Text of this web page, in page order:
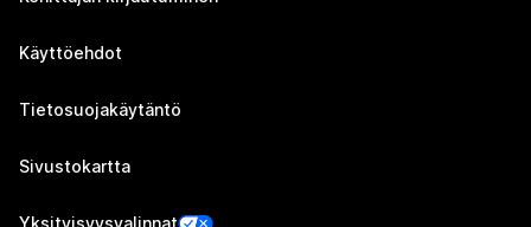
Käyttöehdot
Tietosuojakäytäntö
Sivustokartta
Yksityisyysvalinnat